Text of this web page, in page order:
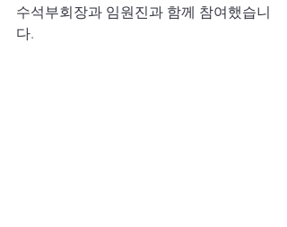
수석부회장과 임원진과 함께 참여했습니
다.